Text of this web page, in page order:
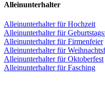
Alleinunterhalter
Alleinunterhalter für Hochzeit
Alleinunterhalter für
Alleinunterhalter für Firmenfeier
Alleinunterhalter für
Alleinunterhalter für Oktoberfest
Alleinunterhalter für Fasching